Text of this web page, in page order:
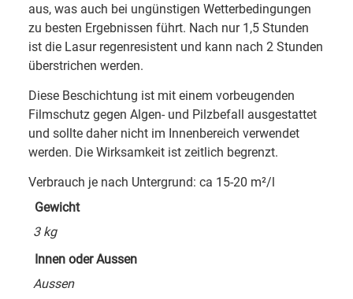
aus, was auch bei ungünstigen Wetterbedingungen
zu besten Ergebnissen führt. Nach nur 1,5 Stunden
ist die Lasur regenresistent und kann nach 2 Stunden
überstrichen werden.
Diese Beschichtung ist mit einem vorbeugenden
Filmschutz gegen Algen- und Pilzbefall ausgestattet
und sollte daher nicht im Innenbereich verwendet
werden. Die Wirksamkeit ist zeitlich begrenzt.
Verbrauch je nach Untergrund: ca 15-20 m²/l
Gewicht
3 kg
Innen oder Aussen
Aussen